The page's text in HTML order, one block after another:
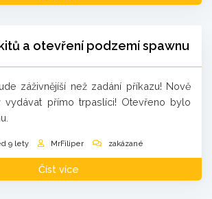
a otevření podzemí spawnu
záživnějíší než zadání příkazu! Nově
vydávat přímo trpaslíci! Otevřeno bylo
9 lety MrFiliper zakázané
Číst více